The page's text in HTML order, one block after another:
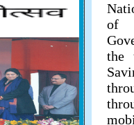
of
the